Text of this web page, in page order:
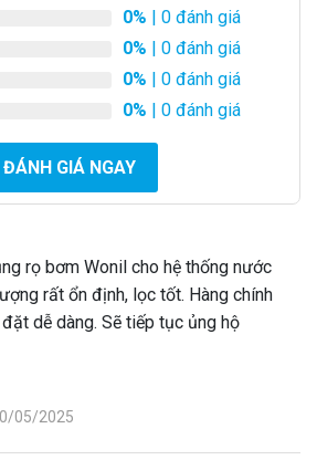
0% | 0 đánh giá
0% | 0 đánh giá
0% | 0 đánh giá
0% | 0 đánh giá
ĐÁNH GIÁ NGAY
rọ bơm Wonil cho hệ thống nước
rất ổn định, lọc tốt. Hàng chính
dễ dàng. Sẽ tiếp tục ủng hộ
05/2025